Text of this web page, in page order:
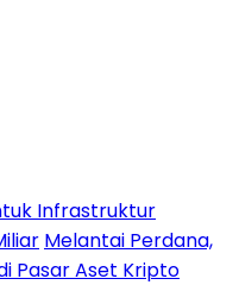
Infrastruktur
Melantai Perdana,
Pasar Aset Kripto